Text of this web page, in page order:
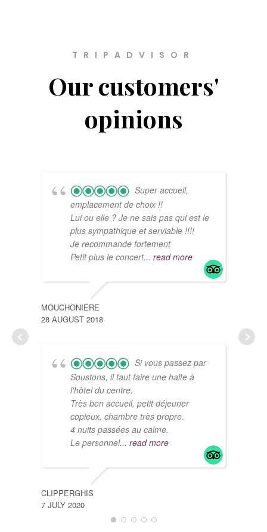
TRIPADVISOR
Our customers'
opinions
Super accueil,
emplacement de choix !!
Lui ou elle ? Je ne sais pas qui est le
plus sympathique et serviable !!!!
Je recommande fortement
Petit plus le concert... read more
MOUCHONIERE
28 AUGUST 2018
Si vous passez par
Soustons, il faut faire une halte à
l'hôtel du centre.
Très bon accueil, petit déjeuner
copieux, chambre très propre.
4 nuits passées au calme.
Le personnel... read more
CLIPPERGHIS
7 JULY 2020
29